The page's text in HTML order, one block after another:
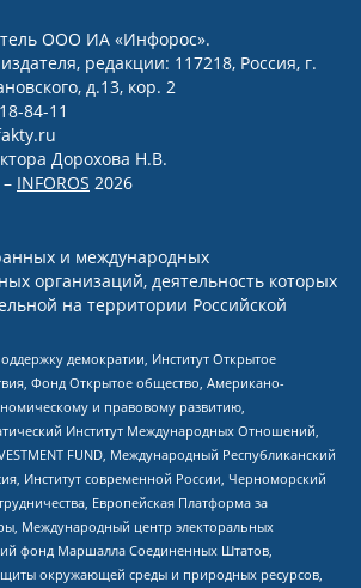
ООО ИА «Инфорос».
редакции: 117218, Россия, г.
д.13, кор. 2
84-11
Дорохова Н.В.
INFOROS 2026
и международных
организаций, деятельность которых
на территории Российской
демократии, Институт Открытое
Фонд Открытое общество, Американо-
и правовому развитию,
Институт Международных Отношений,
FUND, Международный Республиканский
Институт современной России, Черноморский
Европейская Платформа за
Международный центр электоральных
фонд Маршалла Соединенных Штатов,
окружающей среды и природных ресурсов,